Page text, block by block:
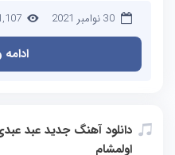
30 نوامبر 2021 61,107
ادامه
دانلود آهنگ جدید عبد
اولمشام